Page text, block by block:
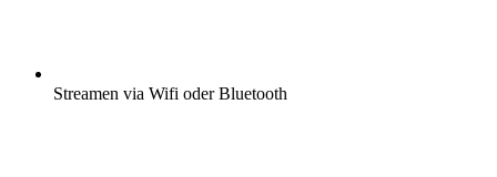
Streamen via Wifi oder Bluetooth